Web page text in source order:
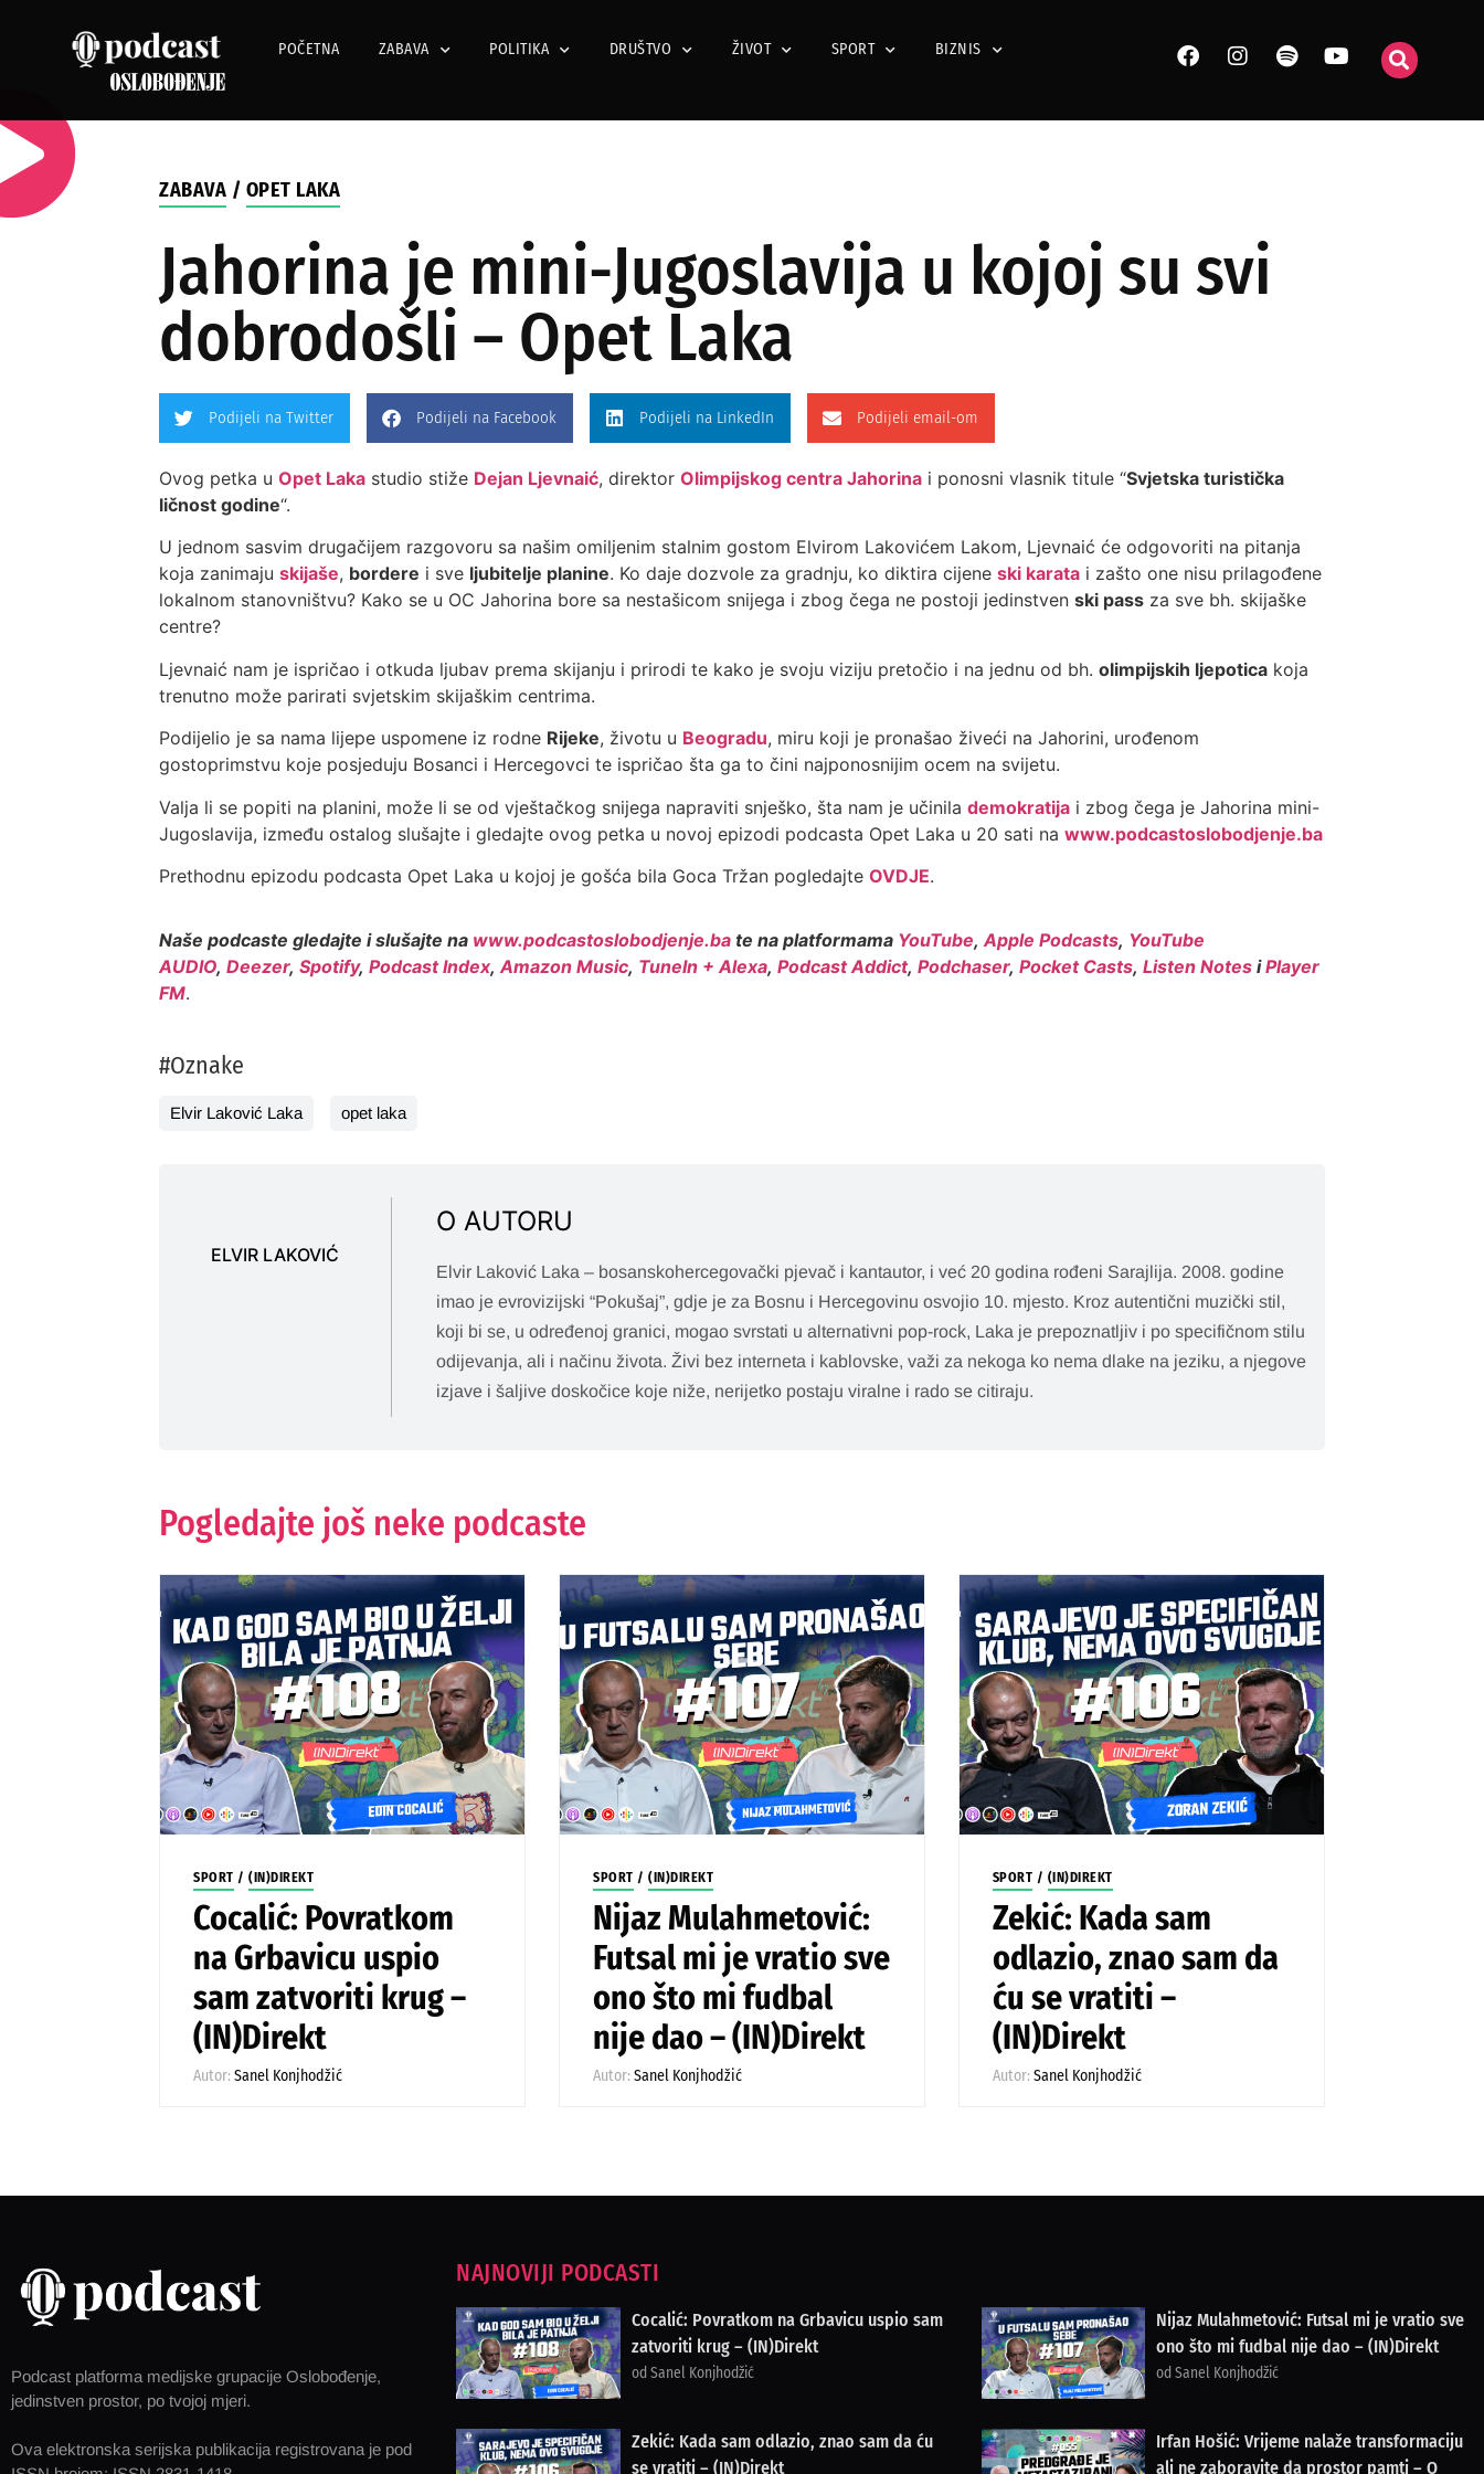
POČETNA ZABAVA POLITIKA DRUŠTVO ŽIVOT SPORT BIZNIS
ZABAVA / OPET LAKA
Jahorina je mini-Jugoslavija u kojoj su svi
dobrodošli – Opet Laka
Podijeli na Twitter Podijeli na Facebook Podijeli na LinkedIn Podijeli email-om
Ovog petka uOpet Laka studio stiže Dejan Ljevnaić, direktorOlimpijskog centra Jahorina i ponosni vlasnik titule “Svjetska turistička
ličnost godine“.
U jednom sasvim drugačijem razgovoru sa našim omiljenim stalnim gostom Elvirom Lakovićem Lakom, Ljevnaić će odgovoriti na pitanja
koja zanimajuskijaše, bordere i sve ljubitelje planine. Ko daje dozvole za gradnju, ko diktira cijeneski karata i zašto one nisu prilagođene
lokalnom stanovništvu? Kako se u OC Jahorina bore sa nestašicom snijega i zbog čega ne postoji jedinstvenski pass za sve bh. skijaške
centre?
Ljevnaić nam je ispričao i otkuda ljubav prema skijanju i prirodi te kako je svoju viziju pretočio i na jednu od bh.olimpijskih ljepotica koja
trenutno može parirati svjetskim skijaškim centrima.
Podijelio je sa nama lijepe uspomene iz rodne Rijeke, životu u Beogradu, miru koji je pronašao živeći na Jahorini, urođenom
gostoprimstvu koje posjeduju Bosanci i Hercegovci te ispričao šta ga to čini najponosnijim ocem na svijetu.
Valja li se popiti na planini, može li se od vještačkog snijega napraviti snješko, šta nam je učinilademokratija i zbog čega je Jahorina mini-
Jugoslavija, između ostalog slušajte i gledajte ovog petka u novoj epizodi podcasta Opet Laka u 20 sati nawww.podcastoslobodjenje.ba
Prethodnu epizodu podcasta Opet Laka u kojoj je gošća bila Goca Tržan pogledajteOVDJE.
Naše podcaste gledajte i slušajte na www.podcastoslobodjenje.bate na platformama YouTube,Apple Podcasts, YouTube
AUDIO,Deezer,Spotify,Podcast Index,Amazon Music, TuneIn + Alexa,Podcast Addict,Podchaser,Pocket Casts,Listen Notes iPlayer
FM.
#Oznake
Elvir Laković Laka opet laka
ELVIR LAKOVIĆ
O AUTORU
Elvir Laković Laka – bosanskohercegovački pjevač i kantautor, i već 20 godina rođeni Sarajlija. 2008. godine
imao je evrovizijski “Pokušaj”, gdje je za Bosnu i Hercegovinu osvojio 10. mjesto. Kroz autentični muzički stil,
koji bi se, u određenoj granici, mogao svrstati u alternativni pop-rock, Laka je prepoznatljiv i po specifičnom stilu
odijevanja, ali i načinu života. Živi bez interneta i kablovske, važi za nekoga ko nema dlake na jeziku, a njegove
izjave i šaljive doskočice koje niže, nerijetko postaju viralne i rado se citiraju.
Pogledajte još neke podcaste
SPORT /(IN)DIREKT
Cocalić: Povratkom
na Grbavicu uspio
sam zatvoriti krug –
(IN)Direkt
Autor:Sanel Konjhodžić
SPORT /(IN)DIREKT
Nijaz Mulahmetović:
Futsal mi je vratio sve
ono što mi fudbal
nije dao – (IN)Direkt
Autor:Sanel Konjhodžić
SPORT / (IN)DIREKT
Zekić: Kada sam
odlazio, znao sam da
ću se vratiti –
(IN)Direkt
Autor: Sanel Konjhodžić
Podcast platforma medijske grupacije Oslobođenje,
jedinstven prostor, po tvojoj mjeri.
Ova elektronska serijska publikacija registrovana je pod
NAJNOVIJI PODCASTI
Cocalić: Povratkom na Grbavicu uspio sam
zatvoriti krug – (IN)Direkt
od Sanel Konjhodžić
Nijaz Mulahmetović: Futsal mi je vratio sve
ono što mi fudbal nije dao – (IN)Direkt
od Sanel Konjhodžić
Zekić: Kada sam odlazio, znao sam da ću
se vratiti – (IN)Direkt
Irfan Hošić: Vrijeme nalaže transformaciju
ali ne zaboravite da prostor pamti – O